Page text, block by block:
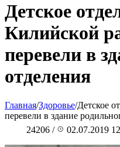
Детское
Килийской
перевели в
отделения
Главная/Здоровье/Детское
перевели в здание
24206 / 02.07.2019